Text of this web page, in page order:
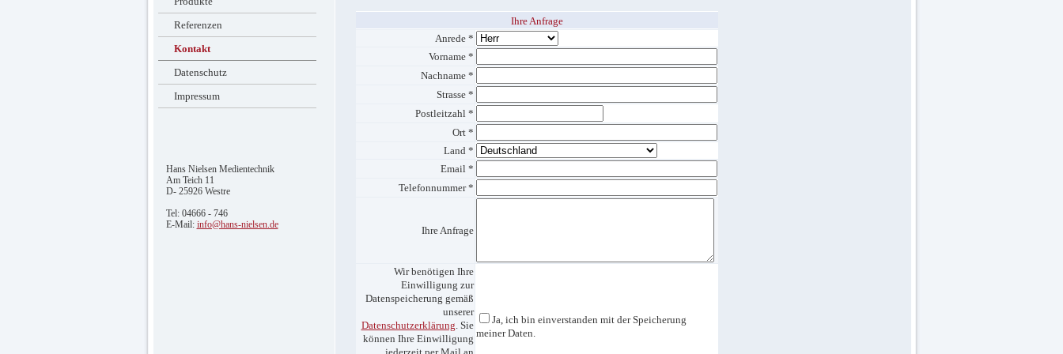
Referenzen
Kontakt
Datenschutz
Impressum
Hans Nielsen Medientechnik
Am Teich 11
D- 25926 Westre
Tel: 04666 - 746
E-Mail: info@hans-nielsen.de
Ihre Anfrage
Anrede *
Vorname *
Nachname *
Strasse *
Postleitzahl *
Ort *
Land *
Email *
Telefonnummer *
Ihre Anfrage
Wir benötigen Ihre
Einwilligung zur
Datenspeicherung gemäß
unserer
Datenschutzerklärung . Sie
können Ihre Einwilligung
Ja, ich bin einverstanden mit der Speicherung
meiner Daten.